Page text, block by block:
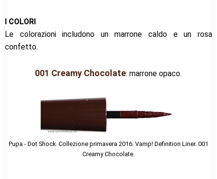
I COLORI
Le colorazioni includono un marrone caldo e un rosa
confetto.
001 Creamy Chocolate: marrone opaco.
Pupa - Dot Shock. Collezione primavera 2016. Vamp! Definition Liner. 001
Creamy Chocolate.